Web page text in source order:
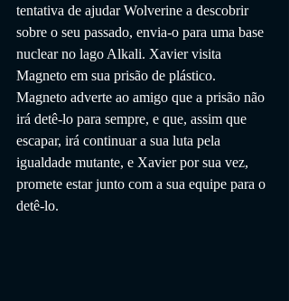
tentativa de ajudar Wolverine a descobrir
sobre o seu passado, envia-o para uma base
nuclear no lago Alkali. Xavier visita
Magneto em sua prisão de plástico.
Magneto adverte ao amigo que a prisão não
irá detê-lo para sempre, e que, assim que
escapar, irá continuar a sua luta pela
igualdade mutante, e Xavier por sua vez,
promete estar junto com a sua equipe para o
detê-lo.